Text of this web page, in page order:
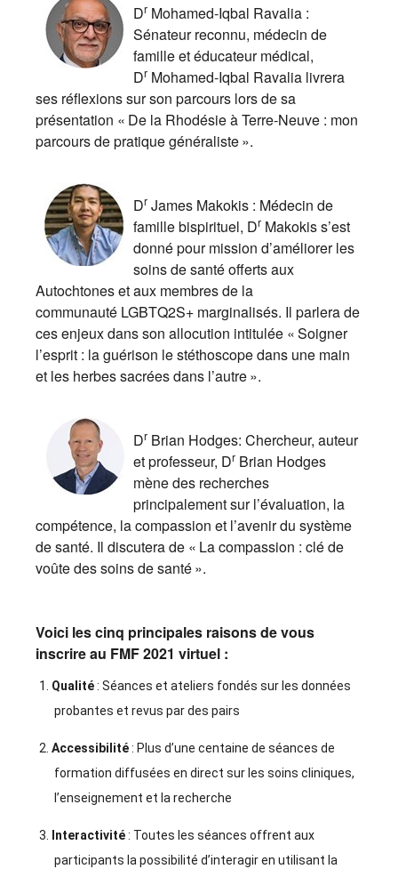
Dr Mohamed-Iqbal Ravalia :
Sénateur reconnu, médecin de
famille et éducateur médical,
Dr Mohamed-Iqbal Ravalia livrera
ses réflexions sur son parcours lors de sa
présentation « De la Rhodésie à Terre-Neuve : mon
parcours de pratique généraliste ».
Dr James Makokis : Médecin de
famille bispirituel, Dr Makokis s’est
donné pour mission d’améliorer les
soins de santé offerts aux
Autochtones et aux membres de la
communauté LGBTQ2S+ marginalisés. Il parlera de
ces enjeux dans son allocution intitulée « Soigner
l’esprit : la guérison le stéthoscope dans une main
et les herbes sacrées dans l’autre ».
Dr Brian Hodges: Chercheur, auteur
et professeur, Dr Brian Hodges
mène des recherches
principalement sur l’évaluation, la
compétence, la compassion et l’avenir du système
de santé. Il discutera de « La compassion : clé de
voûte des soins de santé ».
Voici les cinq principales raisons de vous
inscrire au FMF 2021 virtuel :
Qualité: Séances et ateliers fondés sur les données
probantes et revus par des pairs
Accessibilité: Plus d’une centaine de séances de
formation diffusées en direct sur les soins cliniques,
l’enseignement et la recherche
Interactivité: Toutes les séances offrent aux
participants la possibilité d’interagir en utilisant la